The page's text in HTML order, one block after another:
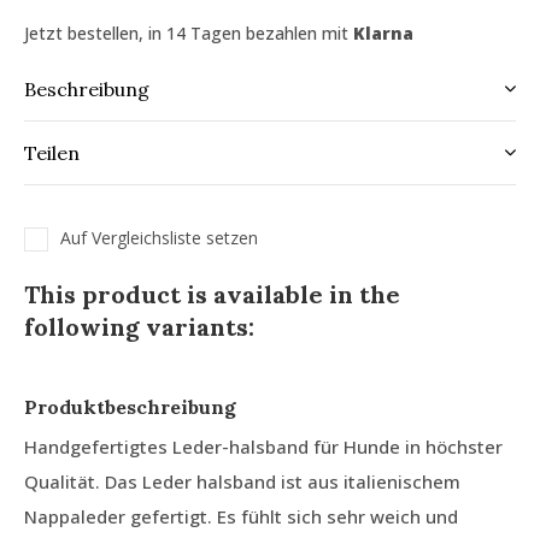
Jetzt bestellen, in 14 Tagen bezahlen mit Klarna
Beschreibung
Teilen
Auf Vergleichsliste setzen
This product is available in the
following variants:
Produktbeschreibung
Handgefertigtes Leder-halsband für Hunde in höchster
Qualität. Das Leder halsband ist aus italienischem
Nappaleder gefertigt. Es fühlt sich sehr weich und